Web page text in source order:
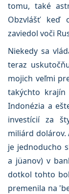
tomu, také
Obzvlášť keď
zaviedol voči
Niekedy sa
teraz
mojich veľmi
takýchto krajín
Indonézia a
investícií za
miliárd dolárov.
je jednoducho
a jüanov) v
dotkol tohto
premenila na